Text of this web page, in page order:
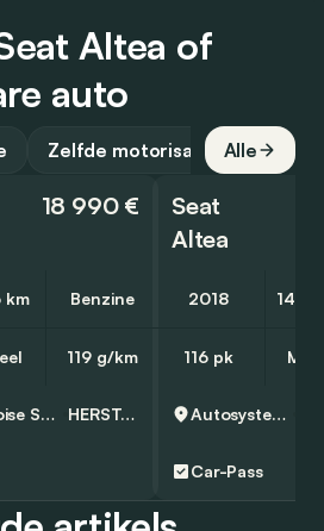
Altea of
auto
Zelfde motorisatie Alle
18 990 €
km Benzine
119 g/km
Automobile Visétoise SPRL HERSTAL
Seat
Altea
2018 146
116 pk
Autosystem SA
Car-Pass